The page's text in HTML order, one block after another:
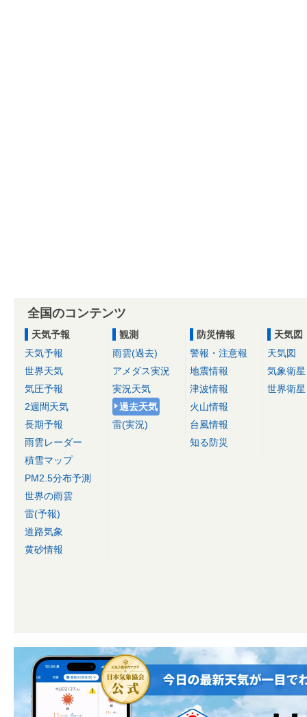
全国のコンテンツ
天気予報
天気予報
世界天気
気圧予報
2週間天気
長期予報
雨雲レーダー
積雪マップ
PM2.5分布予測
世界の雨雲
雷(予報)
道路気象
黄砂情報
観測
雨雲(過去)
アメダス実況
実況天気
過去天気
雷(実況)
防災情報
警報・注意報
地震情報
津波情報
火山情報
台風情報
知る防災
天気図
天気図
気象衛星
世界衛星